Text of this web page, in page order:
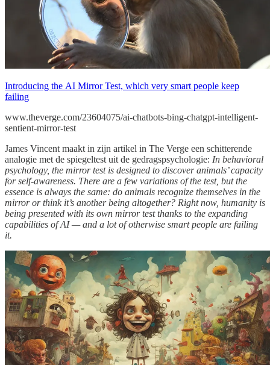
Introducing the AI Mirror Test, which very smart people keep
failing
www.theverge.com/23604075/ai-chatbots-bing-chatgpt-intelligent-
sentient-mirror-test
James Vincent maakt in zijn artikel in The Verge een schitterende
analogie met de spiegeltest uit de gedragspsychologie: In behavioral
psychology, the mirror test is designed to discover animals’ capacity
for self-awareness. There are a few variations of the test, but the
essence is always the same: do animals recognize themselves in the
mirror or think it’s another being altogether? Right now, humanity is
being presented with its own mirror test thanks to the expanding
capabilities of AI — and a lot of otherwise smart people are failing
it.